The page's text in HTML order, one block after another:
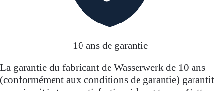
10 ans de garantie
La garantie du fabricant de Wasserwerk de 10 ans
(conformément aux conditions de garantie) garantit